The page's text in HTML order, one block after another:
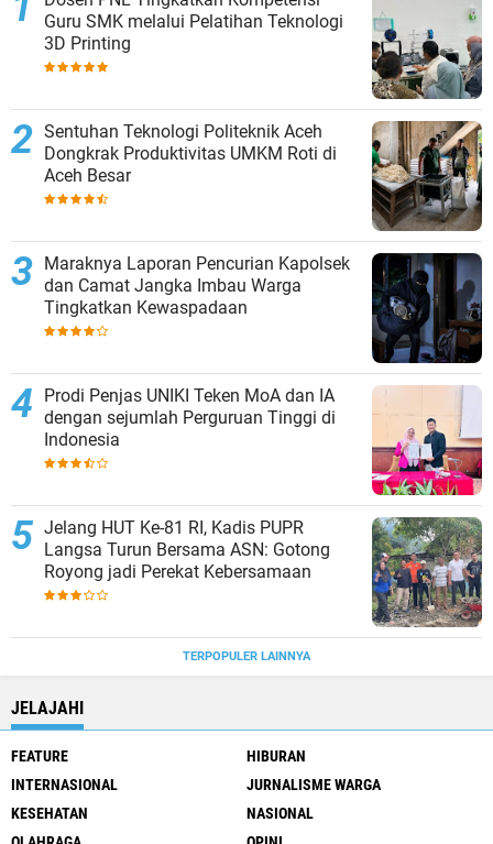
Guru SMK melalui Pelatihan Teknologi
3D Printing
Sentuhan Teknologi Politeknik Aceh
Dongkrak Produktivitas UMKM Roti di
Aceh Besar
Maraknya Laporan Pencurian Kapolsek
dan Camat Jangka Imbau Warga
Tingkatkan Kewaspadaan
Prodi Penjas UNIKI Teken MoA dan IA
dengan sejumlah Perguruan Tinggi di
Indonesia
Jelang HUT Ke-81 RI, Kadis PUPR
Langsa Turun Bersama ASN: Gotong
Royong jadi Perekat Kebersamaan
TERPOPULER LAINNYA
JELAJAHI
FEATURE
HIBURAN
INTERNASIONAL
JURNALISME WARGA
KESEHATAN
NASIONAL